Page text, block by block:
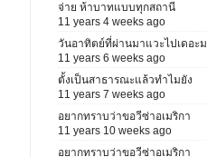
จ่าย ห้าบาทแบบทุกสถานี
11 years 4 weeks ago
วันอาทิตย์ที่ผ่านมาแวะไปเดอะม
11 years 6 weeks ago
ตั้งเป็นสาธารณะแล้วทำไมยัง
11 years 7 weeks ago
อยากทราบว่าขอวีซ่าอเมริกา
11 years 10 weeks ago
อยากทราบว่าขอวีซ่าอเมริกา